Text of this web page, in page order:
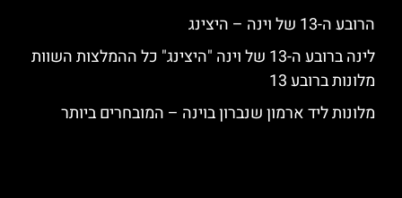
הרובע ה-13 של וינה – היצינג
לינה ברובע ה-13 של וינה "היצינג" כל ההמלצות השוות
מלונות ברובע 13
מלונות ליד ארמון שנברון בוינה – המובחרים ביותר